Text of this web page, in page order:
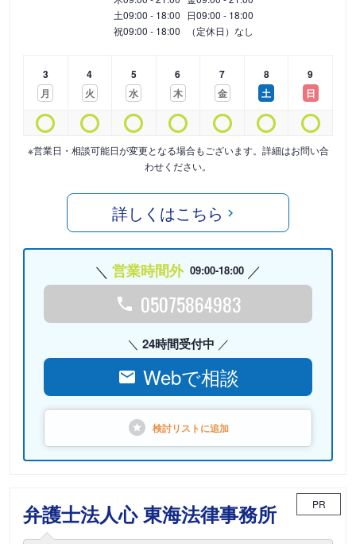
土09:00 - 18:00 日09:00 - 18:00
祝09:00 - 18:00 （定休日）なし
3
月
4
火
5
水
6
木
7
金
8
土
9
日
※営業日・相談可能日が変更となる場合もございます。詳細はお問い合
わせください。
詳しくはこちら
営業時間外 09:00-18:00
05075864983
24時間受付中
Webで相談
検討リストに追加
弁護士法人心 東海法律事務所 PR